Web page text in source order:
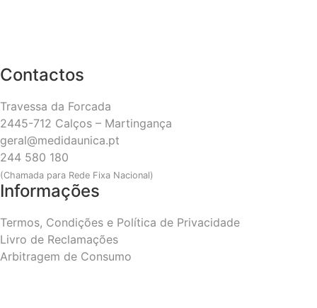
Contactos
Travessa da Forcada
2445-712 Calços – Martingança
geral@medidaunica.pt
244 580 180
(Chamada para Rede Fixa Nacional)
Informações
Termos, Condições e Política de Privacidade
Livro de Reclamações
Arbitragem de Consumo